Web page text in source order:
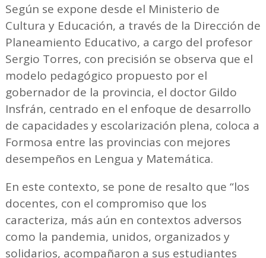
Según se expone desde el Ministerio de
Cultura y Educación, a través de la Dirección de
Planeamiento Educativo, a cargo del profesor
Sergio Torres, con precisión se observa que el
modelo pedagógico propuesto por el
gobernador de la provincia, el doctor Gildo
Insfrán, centrado en el enfoque de desarrollo
de capacidades y escolarización plena, coloca a
Formosa entre las provincias con mejores
desempeños en Lengua y Matemática.
En este contexto, se pone de resalto que “los
docentes, con el compromiso que los
caracteriza, más aún en contextos adversos
como la pandemia, unidos, organizados y
solidarios, acompañaron a sus estudiantes